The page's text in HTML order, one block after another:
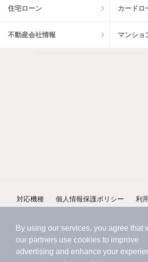
By using our services, you agree that
our partners use cookies to improve
advertising and enhance your
住宅ローン カードロ
不動産会社情報 マンショ
対応機種 個人情報保護ポリシー 利